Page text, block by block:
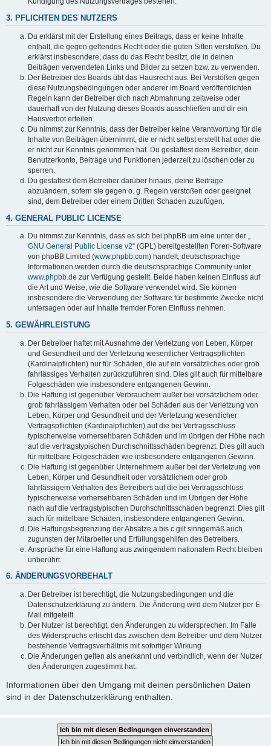
3. PFLICHTEN DES NUTZERS
Du erklärst mit der Erstellung eines Beitrags, dass er keine Inhalte
enthält, die gegen geltendes Recht oder die guten Sitten verstoßen. Du
erklärst insbesondere, dass du das Recht besitzt, die in deinen
Beiträgen verwendeten Links und Bilder zu setzen bzw. zu verwenden.
Der Betreiber des Boards übt das Hausrecht aus. Bei Verstößen gegen
diese Nutzungsbedingungen oder anderer im Board veröffentlichten
Regeln kann der Betreiber dich nach Abmahnung zeitweise oder
dauerhaft von der Nutzung dieses Boards ausschließen und dir ein
Hausverbot erteilen.
Du nimmst zur Kenntnis, dass der Betreiber keine Verantwortung für die
Inhalte von Beiträgen übernimmt, die er nicht selbst erstellt hat oder die
er nicht zur Kenntnis genommen hat. Du gestattest dem Betreiber, dein
Benutzerkonto, Beiträge und Funktionen jederzeit zu löschen oder zu
sperren.
Du gestattest dem Betreiber darüber hinaus, deine Beiträge
abzuändern, sofern sie gegen o. g. Regeln verstoßen oder geeignet
sind, dem Betreiber oder einem Dritten Schaden zuzufügen.
4. GENERAL PUBLIC LICENSE
Du nimmst zur Kenntnis, dass es sich bei phpBB um eine unter der „
GNU General Public License v2“ (GPL) bereitgestellten Foren-Software
von phpBB Limited (www.phpbb.com) handelt; deutschsprachige
Informationen werden durch die deutschsprachige Community unter
www.phpbb.de zur Verfügung gestellt. Beide haben keinen Einfluss auf
die Art und Weise, wie die Software verwendet wird. Sie können
insbesondere die Verwendung der Software für bestimmte Zwecke nicht
untersagen oder auf Inhalte fremder Foren Einfluss nehmen.
5. GEWÄHRLEISTUNG
Der Betreiber haftet mit Ausnahme der Verletzung von Leben, Körper
und Gesundheit und der Verletzung wesentlicher Vertragspflichten
(Kardinalpflichten) nur für Schäden, die auf ein vorsätzliches oder grob
fahrlässiges Verhalten zurückzuführen sind. Dies gilt auch für mittelbare
Folgeschäden wie insbesondere entgangenen Gewinn.
Die Haftung ist gegenüber Verbrauchern außer bei vorsätzlichem oder
grob fahrlässigem Verhalten oder bei Schäden aus der Verletzung von
Leben, Körper und Gesundheit und der Verletzung wesentlicher
Vertragspflichten (Kardinalpflichten) auf die bei Vertragsschluss
typischerweise vorhersehbaren Schäden und im übrigen der Höhe nach
auf die vertragstypischen Durchschnittsschäden begrenzt. Dies gilt auch
für mittelbare Folgeschäden wie insbesondere entgangenen Gewinn.
Die Haftung ist gegenüber Unternehmern außer bei der Verletzung von
Leben, Körper und Gesundheit oder vorsätzlichem oder grob
fahrlässigem Verhalten des Betreibers auf die bei Vertragsschluss
typischerweise vorhersehbaren Schäden und im Übrigen der Höhe
nach auf die vertragstypischen Durchschnittsschäden begrenzt. Dies gilt
auch für mittelbare Schäden, insbesondere entgangenen Gewinn.
Die Haftungsbegrenzung der Absätze a bis c gilt sinngemäß auch
zugunsten der Mitarbeiter und Erfüllungsgehilfen des Betreibers.
Ansprüche für eine Haftung aus zwingendem nationalem Recht bleiben
unberührt.
6. ÄNDERUNGSVORBEHALT
Der Betreiber ist berechtigt, die Nutzungsbedingungen und die
Datenschutzerklärung zu ändern. Die Änderung wird dem Nutzer per E-
Mail mitgeteilt.
Der Nutzer ist berechtigt, den Änderungen zu widersprechen. Im Falle
des Widerspruchs erlischt das zwischen dem Betreiber und dem Nutzer
bestehende Vertragsverhältnis mit sofortiger Wirkung.
Die Änderungen gelten als anerkannt und verbindlich, wenn der Nutzer
den Änderungen zugestimmt hat.
Informationen über den Umgang mit deinen persönlichen Daten
sind in der Datenschutzerklärung enthalten.